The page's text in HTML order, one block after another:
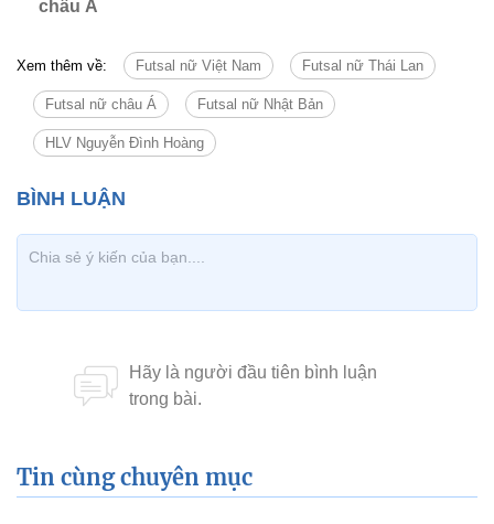
châu Á
Xem thêm về: Futsal nữ Việt Nam Futsal nữ Thái Lan
Futsal nữ châu Á Futsal nữ Nhật Bản
HLV Nguyễn Đình Hoàng
Tin cùng chuyên mục